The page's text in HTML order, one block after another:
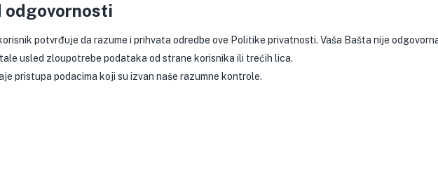
odgovornosti
potvrđuje da razume i prihvata odredbe ove Politike privatnosti. Vaša Bašta nije
usled zloupotrebe podataka od strane korisnika ili trećih lica.
pristupa podacima koji su izvan naše razumne kontrole.